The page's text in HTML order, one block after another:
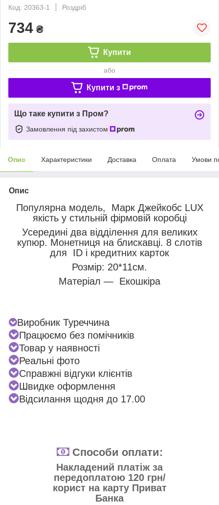
Код: 20363-1
Роздріб
734 ₴
Купити
або
Купити з
Що таке купити з Пром?
Замовлення під захистом
Опис Характеристики Доставка Оплата Умови
Опис
Популярна модель, Марк Джейкобс LUX
якість у стильній фірмовій коробці
Усередині два відділення для великих
купюр. Монетниця на блискавці. 8 слотів
для ID і кредитних карток
Розмір: 20*11см.
Матеріал — Екошкіра
Виробник Туреччина
Працюємо без помічників
Товар у наявності
Реальні фото
Справжні відгуки клієнтів
Швидке оформлення
Відсилання щодня до 17.00
Способи оплати:
Накладений платіж за
передоплатою 120 грн/
корист на карту Приват
Банка